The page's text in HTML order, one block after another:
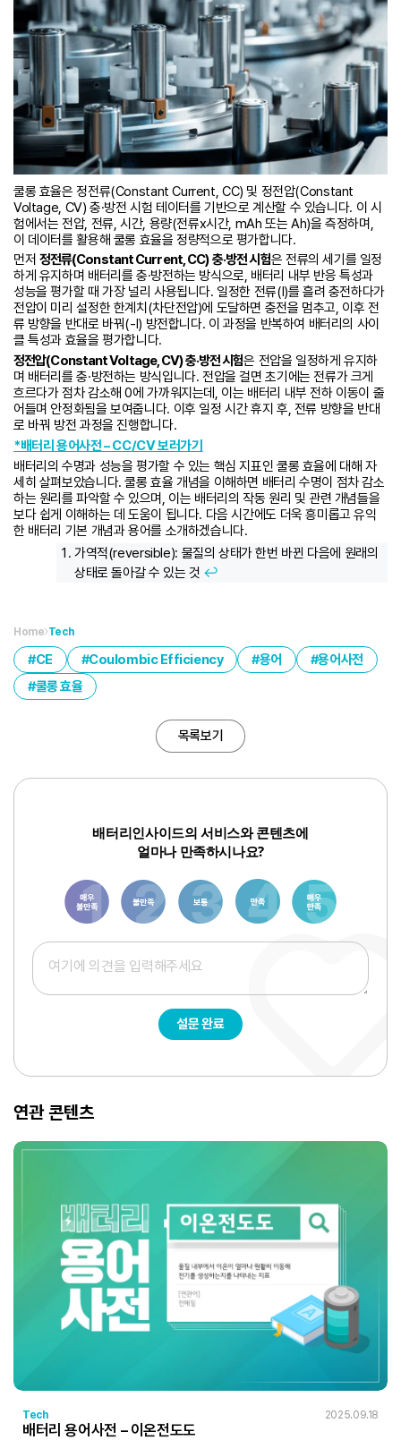
쿨롱 효율은 정전류(Constant Current, CC) 및 정전압(Constant
Voltage, CV) 충·방전 시험 테이터를 기반으로 계산할 수 있습니다. 이 시
험에서는 전압, 전류, 시간, 용량(전류x시간, mAh 또는 Ah)을 측정하며,
이 데이터를 활용해 쿨롱 효율을 정량적으로 평가합니다.
먼저 정전류(Constant Current, CC) 충·방전 시험은 전류의 세기를 일정
하게 유지하며 배터리를 충·방전하는 방식으로, 배터리 내부 반응 특성과
성능을 평가할 때 가장 널리 사용됩니다. 일정한 전류(I)를 흘려 충전하다가
전압이 미리 설정한 한계치(차단전압)에 도달하면 충전을 멈추고, 이후 전
류 방향을 반대로 바꿔(-I) 방전합니다. 이 과정을 반복하여 배터리의 사이
클 특성과 효율을 평가합니다.
정전압(Constant Voltage, CV) 충·방전 시험은 전압을 일정하게 유지하
며 배터리를 충·방전하는 방식입니다. 전압을 걸면 초기에는 전류가 크게
흐르다가 점차 감소해 0에 가까워지는데, 이는 배터리 내부 전하 이동이 줄
어들며 안정화됨을 보여줍니다. 이후 일정 시간 휴지 후, 전류 방향을 반대
로 바꿔 방전 과정을 진행합니다.
*배터리 용어사전 – CC/CV 보러가기
배터리의 수명과 성능을 평가할 수 있는 핵심 지표인 쿨롱 효율에 대해 자
세히 살펴보았습니다. 쿨롱 효율 개념을 이해하면 배터리 수명이 점차 감소
하는 원리를 파악할 수 있으며, 이는 배터리의 작동 원리 및 관련 개념들을
보다 쉽게 이해하는 데 도움이 됩니다. 다음 시간에도 더욱 흥미롭고 유익
한 배터리 기본 개념과 용어를 소개하겠습니다.
가역적(reversible): 물질의 상태가 한번 바뀐 다음에 원래의
상태로 돌아갈 수 있는 것 ↩︎
Home Tech
CE Coulombic Efficiency 용어
용어사전
쿨롱 효율
목록보기
배터리인사이드의 서비스와 콘텐츠에
얼마나 만족하시나요?
1 3 6 8 10
설문 완료
연관 콘텐츠
Tech 2025.09.18
배터리 용어사전 – 이온전도도